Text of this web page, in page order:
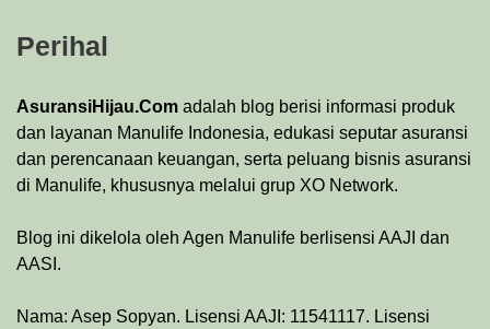
Perihal
AsuransiHijau.Com adalah blog berisi informasi produk
dan layanan Manulife Indonesia, edukasi seputar asuransi
dan perencanaan keuangan, serta peluang bisnis asuransi
di Manulife, khususnya melalui grup XO Network.
Blog ini dikelola oleh Agen Manulife berlisensi AAJI dan
AASI.
Nama: Asep Sopyan. Lisensi AAJI: 11541117. Lisensi